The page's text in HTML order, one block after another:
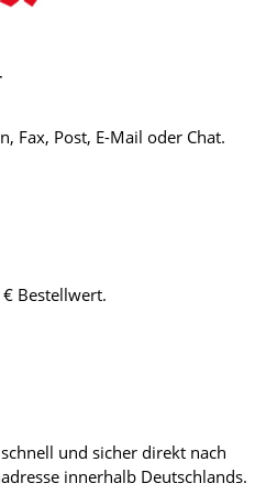
Fax, Post, E-Mail oder Chat.
Bestellwert.
und sicher direkt nach
innerhalb Deutschlands.